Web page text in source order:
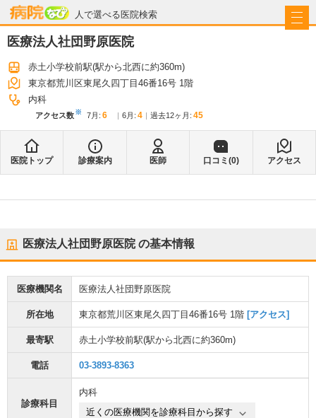
人で選べる医院検索
病院なび
医療法人社団野原医院
赤土小学校前駅(駅から北西に約360m)
東京都荒川区東尾久四丁目46番16号 1階
内科
アクセス数※ 7月 : 6 6月 : 4 過去12ヶ月: 45
医院トップ 診療案内 医師 口コミ(0) アクセス
医療法人社団野原医院の基本情報
医療機関名 医療法人社団野原医院
所在地 東京都荒川区東尾久四丁目46番16号 1階 [アクセス]
最寄駅 赤土小学校前駅(駅から北西に約360m)
電話 03-3893-8363
診療科目
内科
近くの医療機関を診療科目から探す